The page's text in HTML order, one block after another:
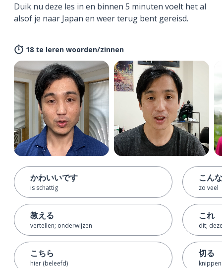
Duik nu deze les in en binnen 5 minuten voelt het al
alsof je naar Japan en weer terug bent gereisd.
18 te leren woorden/zinnen
かわいいです
is schattig
教える
vertellen; onderwijzen
こちら
hier (beleefd)
こん
zo veel
これ
dit;
切る
knippen